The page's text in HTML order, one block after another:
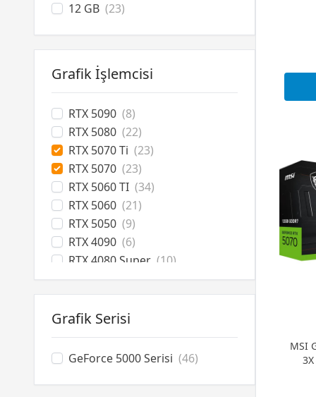
12 GB (23)
Grafik İşlemcisi
RTX 5090 (8)
RTX 5080 (22)
RTX 5070 Ti (23)
RTX 5070 (23)
RTX 5060 TI (34)
RTX 5060 (21)
RTX 5050 (9)
RTX 4090 (6)
RTX 4080 Super (10)
RTX 4070 Ti Super (16)
RTX 4070 Ti (2)
RTX 4070 Super
RTX 4070 (3)
RTX 4060 Ti (11)
RTX 3070 (3)
Grafik Serisi
GeForce 5000 Serisi (46)
MSI